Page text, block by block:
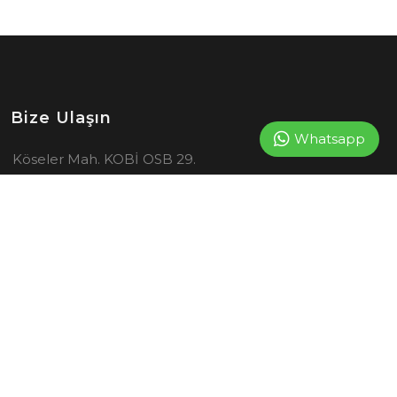
Bize Ulaşın
Köseler Mah. KOBİ OSB 29.
Sok. No:16 41455 Dilovası –
Whatsapp